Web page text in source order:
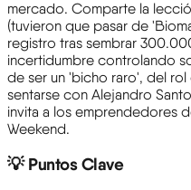
mercado. Comparte la
(tuvieron que pasar de
registro tras sembrar
incertidumbre controlando
de ser un 'bicho raro', del
sentarse con Alejandro
invita a los emprendedores
Weekend.
💡 Puntos Clave